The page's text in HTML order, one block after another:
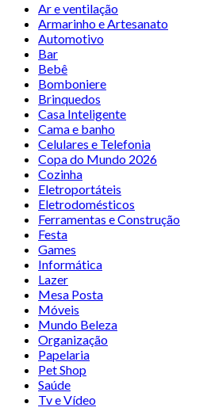
Ar e ventilação
Armarinho e Artesanato
Automotivo
Bar
Bebê
Bomboniere
Brinquedos
Casa Inteligente
Cama e banho
Celulares e Telefonia
Copa do Mundo 2026
Cozinha
Eletroportáteis
Eletrodomésticos
Ferramentas e Construção
Festa
Games
Informática
Lazer
Mesa Posta
Móveis
Mundo Beleza
Organização
Papelaria
Pet Shop
Saúde
Tv e Vídeo